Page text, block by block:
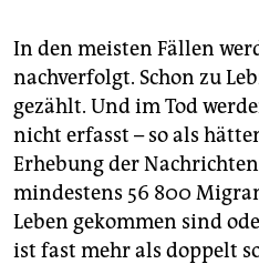
In den meisten Fällen
nachverfolgt. Schon zu
gezählt. Und im Tod
nicht erfasst – so als
Erhebung der
mindestens 56 800
Leben gekommen sind
ist fast mehr als doppelt